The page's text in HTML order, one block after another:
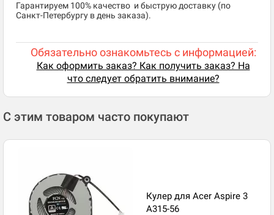
​Гарантируем 100% качество и быструю доставку (по
Санкт-Петербургу в день заказа).
Обязательно ознакомьтесь с информацией:
Как оформить заказ? Как получить заказ? На
что следует обратить внимание?
С этим товаром часто покупают
Кулер для Acer Aspire 3
A315-56